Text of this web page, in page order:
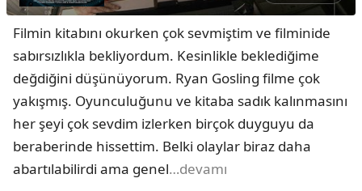
Filmin kitabını okurken çok sevmiştim ve filminide
sabırsızlıkla bekliyordum. Kesinlikle beklediğime
değdiğini düşünüyorum. Ryan Gosling filme çok
yakışmış. Oyunculuğunu ve kitaba sadık kalınmasını
her şeyi çok sevdim izlerken birçok duyguyu da
beraberinde hissettim. Belki olaylar biraz daha
abartılabilirdi ama genel…devamı